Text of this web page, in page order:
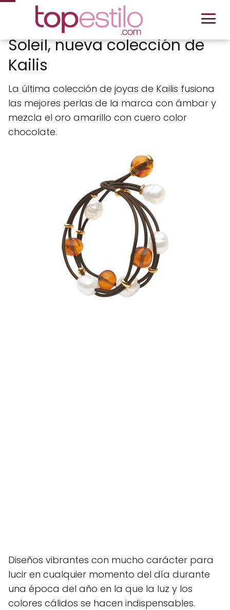
Soleil, nueva colección de
Kailis
La última colección de joyas de Kailis fusiona
las mejores perlas de la marca con ámbar y
mezcla el oro amarillo con cuero color
chocolate.
Diseños vibrantes con mucho carácter para
lucir en cualquier momento del día durante
una época del año en la que la luz y los
colores cálidos se hacen indispensables.